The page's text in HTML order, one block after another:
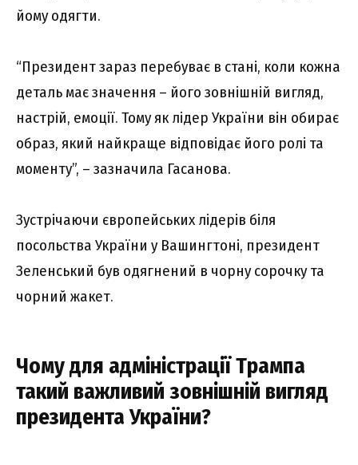
йому одягти.
“Президент зараз перебуває в стані, коли кожна
деталь має значення – його зовнішній вигляд,
настрій, емоції. Тому як лідер України він обирає
образ, який найкраще відповідає його ролі та
моменту”, – зазначила Гасанова.
Зустрічаючи європейських лідерів біля
посольства України у Вашингтоні, президент
Зеленський був одягнений в чорну сорочку та
чорний жакет.
Чому для адміністрації Трампа
такий важливий зовнішній вигляд
президента України?